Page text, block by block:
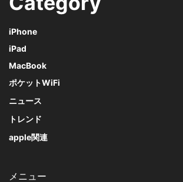
iPhone
iPad
MacBook
ポケットWiFi
ニュース
トレンド
apple関連